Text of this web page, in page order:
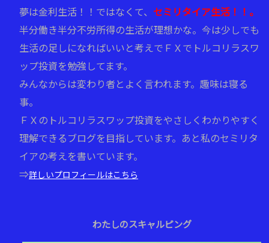
夢は金利生活！！ではなくて、 セミリタイア生活！！。
半分働き半分不労所得の生活が理想かな。今は少しでも
生活の足しになればいいと考えでＦＸでトルコリラスワ
ップ投資を勉強してます。
みんなからは変わり者とよく言われます。趣味は寝る
事。
ＦＸのトルコリラスワップ投資をやさしくわかりやすく
理解できるブログを目指しています。あと私のセミリタ
イアの考えを書いています。
⇒詳しいプロフィールはこちら
わたしのスキャルピング